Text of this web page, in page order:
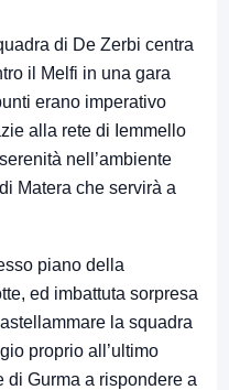
di De Zerbi centra
il Melfi in una gara
erano imperativo
alla rete di Iemmello
nell’ambiente
Matera che servirà a
piano della
ed imbattuta sorpresa
la squadra
proprio all’ultimo
di Gurma a rispondere a